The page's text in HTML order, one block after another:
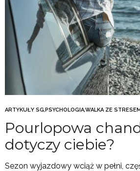
ARTYKUŁY SG,PSYCHOLOGIA,WALKA ZE
Pourlopowa
dotyczy ciebie?
Sezon wyjazdowy wciąż w pełni,